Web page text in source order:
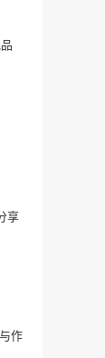
享
作